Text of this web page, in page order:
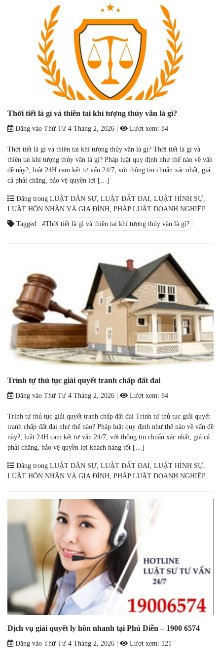
Thời tiết là gì và thiên tai khí tượng thủy văn là gì?
Đăng vào Thứ Tư 4 Tháng 2, 2026 | Lượt xem: 84
Thời tiết là gì và thiên tai khí tượng thủy văn là gì? Thời tiết là gì và
thiên tai khí tượng thủy văn là gì? Pháp luật quy định như thế nào về vấn
đề này?, luật 24H cam kết tư vấn 24/7, với thông tin chuẩn xác nhất, giá
cả phải chăng, bảo vệ quyền lợi […]
Đăng trong LUẬT DÂN SỰ LUẬT ĐẤT ĐAI LUẬT HÌNH SỰ
LUẬT HÔN NHÂN VÀ GIA ĐÌNH PHÁP LUẬT DOANH NGHIỆP
Tagged
Thời tiết là gì và thiên tai khí tượng thủy văn là gì?
Trình tự thủ tục giải quyết tranh chấp đất đai
Đăng vào Thứ Tư 4 Tháng 2, 2026 Lượt xem: 84
Trình tự thủ tục giải quyết tranh chấp đất đai Trình tự thủ tục giải quyết
tranh chấp đất đai như thế nào? Pháp luật quy định như thế nào về vấn đề
này?, luật 24H cam kết tư vấn 24/7, với thông tin chuẩn xác nhất, giá cả
phải chăng, bảo vệ quyền lợi khách hàng tốt […]
Đăng trong LUẬT DÂN SỰ LUẬT ĐẤT ĐAI LUẬT HÌNH SỰ
LUẬT HÔN NHÂN VÀ GIA ĐÌNH PHÁP LUẬT DOANH NGHIỆP
Dịch vụ giải quyết ly hôn nhanh tại Phú Diễn – 1900 6574
Đăng vào Thứ Tư 4 Tháng 2, 2026 Lượt xem: 121